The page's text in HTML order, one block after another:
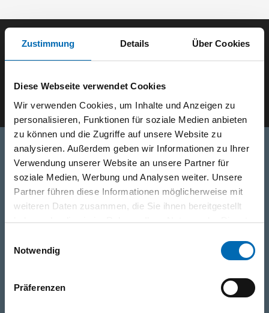
Zustimmung Details Über Cookies
Diese Webseite verwendet Cookies
Wir verwenden Cookies, um Inhalte und Anzeigen zu
personalisieren, Funktionen für soziale Medien anbieten
zu können und die Zugriffe auf unsere Website zu
analysieren. Außerdem geben wir Informationen zu Ihrer
Verwendung unserer Website an unsere Partner für
soziale Medien, Werbung und Analysen weiter. Unsere
Partner führen diese Informationen möglicherweise mit
weiteren Daten zusammen, die Sie ihnen bereitgestellt
haben oder die sie im Rahmen Ihrer Nutzung der Dienste
Notwendig
Präferenzen
E-Mail eingeben
Telefon
0316/2771-0(Mo - Do: 07:30 - 17:00 Uhr Fr: 07:30 - 13:00 Uhr)
WhatsApp